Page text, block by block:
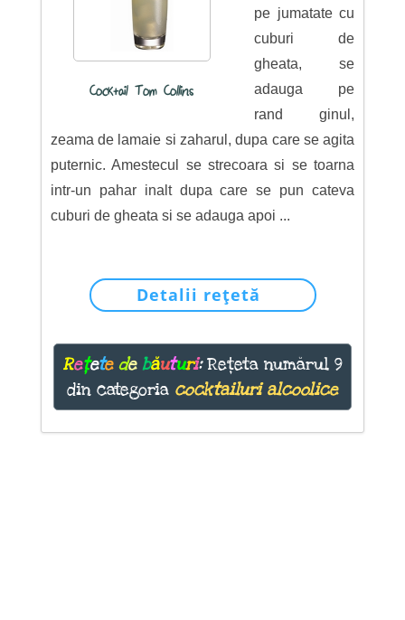
Cocktail Tom Collins
pe jumatate cu
cuburi de
gheata, se
adauga pe
rand ginul,
zeama de lamaie si zaharul, dupa care se agita
puternic. Amestecul se strecoara si se toarna
intr-un pahar inalt dupa care se pun cateva
cuburi de gheata si se adauga apoi ...
Detalii rețetă
Rețete de băuturi:Rețeta numărul 9
din categoria cocktailuri alcoolice